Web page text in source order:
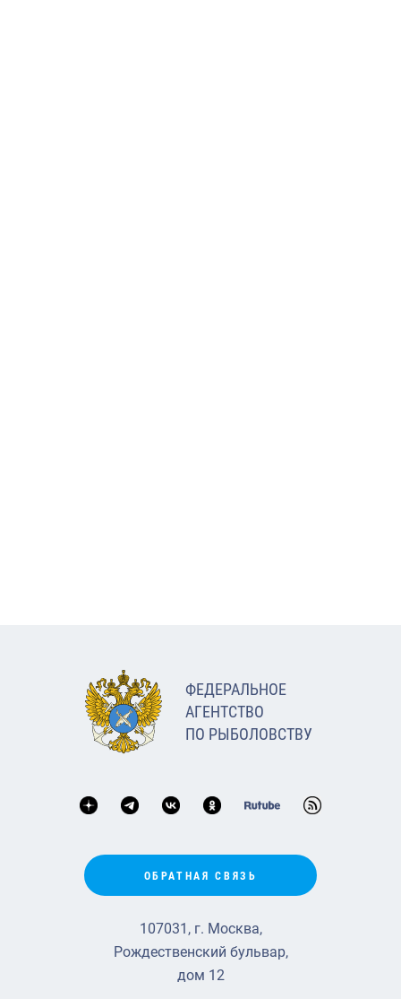
ФЕДЕРАЛЬНОЕ
АГЕНТСТВО
ПО РЫБОЛОВСТВУ
ОБРАТНАЯ СВЯЗЬ
107031, г. Москва,
Рождественский бульвар,
дом 12